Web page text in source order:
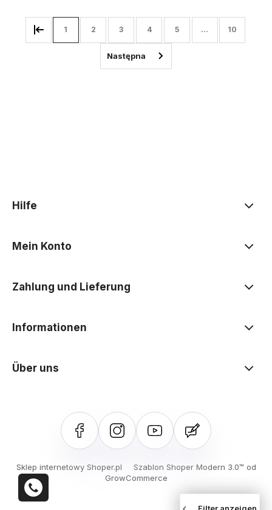
1 2 3 4 5 ... 10
Hilfe
Mein Konto
Zahlung und Lieferung
Informationen
Über uns
Sklep internetowy Shoper.pl Szablon Shoper Modern 3.0™ od
GrowCommerce